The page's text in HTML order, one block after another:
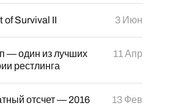
of Survival II 3 Июн
— один из лучших
рестлинга
11 Апр
отсчет — 2016 13 Фев